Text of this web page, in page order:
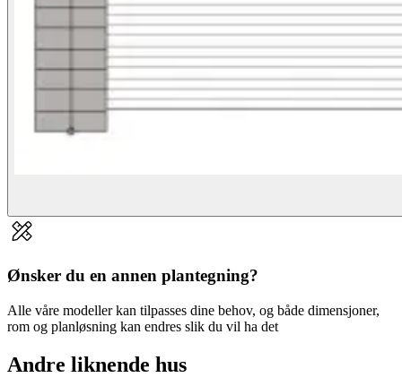
Ønsker du en annen plantegning?
Alle våre modeller kan tilpasses dine behov, og både dimensjoner,
rom og planløsning kan endres slik du vil ha det
Andre liknende hus